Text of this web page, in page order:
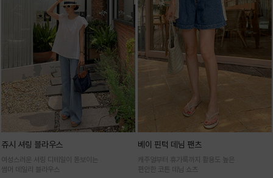
쥬시 셔링 블라우스
여성스러운 셔링 디테일이 돋보이는
썸머 데일리 블라우스
베이 핀턱 데님 팬츠
캐주얼부터 휴가룩까지 활용도 높은
편안한 코튼 데님 쇼츠